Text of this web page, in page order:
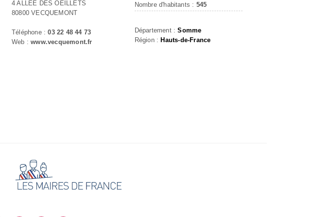
4 ALLEE DES OEILLETS
80800 VECQUEMONT
Téléphone :03 22 48 44 73
Web :www.vecquemont.fr
Nombre d'habitants : 545
Département :Somme
Région : Hauts-de-France